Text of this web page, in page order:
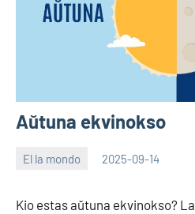
Aŭtuna ekvinokso
El la mondo 2025-09-14
Kio estas aŭtuna ekvinokso?